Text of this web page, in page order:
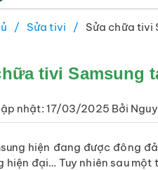
Sửa tivi Sửa chữa tivi
tivi Samsung
nhật: 17/03/2025 Bởi
hiện đang được đông
hiện đại… Tuy nhiên sau